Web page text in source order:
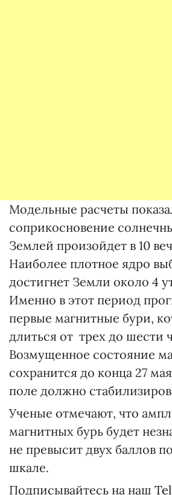
Модельные расчеты
соприкосновение
Землей произойдет в 10
Наиболее плотное ядро
достигнет Земли около 4
Именно в этот период
первые магнитные бури,
длиться от трех до шести
Возмущенное состояние
сохранится до конца 27
поле должно
Ученые отмечают, что
магнитных бурь будет
не превысит двух баллов
шкале.
Подписывайтесь на наш